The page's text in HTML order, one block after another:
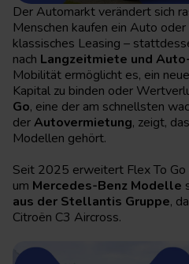
Der Automarkt verändert sich
Menschen kaufen ein Auto
klassisches Leasing –
nach Langzeitmiete und
Mobilität ermöglicht es, ein
Kapital zu binden oder
Go, eine der am schnellsten
derAutovermietung, zeigt,
Modellen gehört.
Seit 2025 erweitert Flex To
um Mercedes-Benz Modelle
aus der Stellantis Gruppe,
Citroën C3 Aircross.